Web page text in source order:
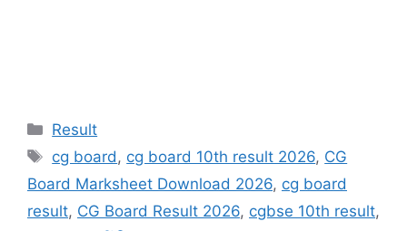
Categories
Result
Tags
cg board, cg board 10th result 2026, CG
Board Marksheet Download 2026, cg board
result, CG Board Result 2026, cgbse 10th result,